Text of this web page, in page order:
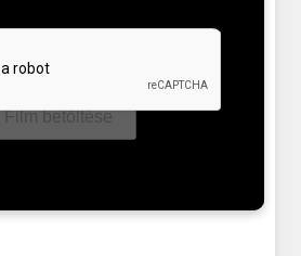
Film betöltése